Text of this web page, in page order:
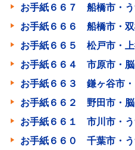
お手紙６６７ 船橋市・
お手紙６６６ 船橋市・
お手紙６６５ 松戸市・
お手紙６６４ 市原市・
お手紙６６３ 鎌ヶ谷市
お手紙６６２ 野田市・
お手紙６６１ 市川市・
お手紙６６０ 千葉市・